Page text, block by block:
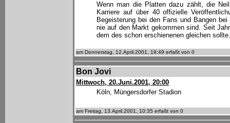
Wenn man die Platten dazu zählt, die
Karriere auf über 40 offizielle
Begeisterung bei den Fans und Bangen
nie auf den Markt gekommen sind. Seit
dem des schon erschienenen gleichen
am Donnerstag, 12.April.2001, 19:49 erfaßt von 0
Bon Jovi
Mittwoch, 20.Juni.2001, 20:00
Köln, Müngersdorfer Stadion
am Freitag, 13.April.2001, 10:35 erfaßt von 0